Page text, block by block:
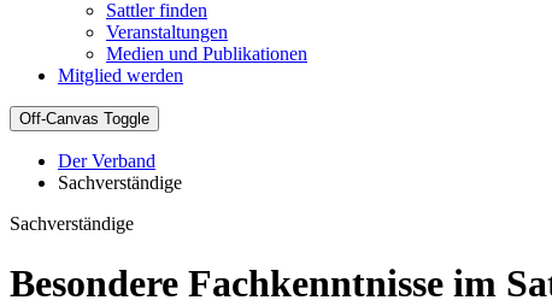
Sattler finden
Veranstaltungen
Medien und Publikationen
Mitglied werden
Off-Canvas Toggle
Der Verband
Sachverständige
Sachverständige
Besondere Fachkenntnisse im